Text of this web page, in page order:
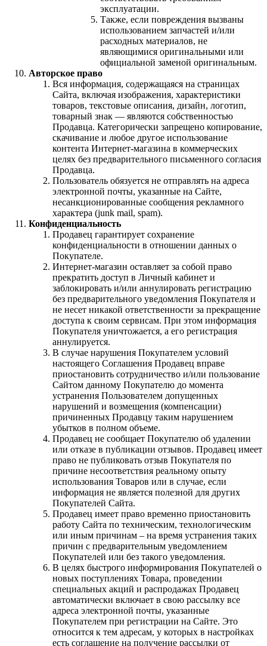
эксплуатации.
Также, если повреждения вызваны
использованием запчастей и/или
расходных материалов, не
являющимися оригинальными или
официальной заменой оригинальным.
Авторское право
Вся информация, содержащаяся на страницах
Сайта, включая изображения, характеристики
товаров, текстовые описания, дизайн, логотип,
товарный знак — являются собственностью
Продавца. Категорически запрещено копирование,
скачивание и любое другое использование
контента Интернет-магазина в коммерческих
целях без предварительного письменного согласия
Продавца.
Пользователь обязуется не отправлять на адреса
электронной почты, указанные на Сайте,
несанкционированные сообщения рекламного
характера (junk mail, spam).
Конфиденциальность
Продавец гарантирует сохранение
конфиденциальности в отношении данных о
Покупателе.
Интернет-магазин оставляет за собой право
прекратить доступ в Личный кабинет и
заблокировать и/или аннулировать регистрацию
без предварительного уведомления Покупателя и
не несет никакой ответственности за прекращение
доступа к своим сервисам. При этом информация
Покупателя уничтожается, а его регистрация
аннулируется.
В случае нарушения Покупателем условий
настоящего Соглашения Продавец вправе
приостановить сотрудничество и/или пользование
Сайтом данному Покупателю до момента
устранения Пользователем допущенных
нарушений и возмещения (компенсации)
причиненных Продавцу таким нарушением
убытков в полном объеме.
Продавец не сообщает Покупателю об удалении
или отказе в публикации отзывов. Продавец имеет
право не публиковать отзыв Покупателя по
причине несоответствия реальному опыту
использования Товаров или в случае, если
информация не является полезной для других
Покупателей Сайта.
Продавец имеет право временно приостановить
работу Сайта по техническим, технологическим
или иным причинам – на время устранения таких
причин с предварительным уведомлением
Покупателей или без такого уведомления.
В целях быстрого информирования Покупателей о
новых поступлениях Товара, проведении
специальных акций и распродажах Продавец
автоматически включает в свою рассылку все
адреса электронной почты, указанные
Покупателем при регистрации на Сайте. Это
относится к тем адресам, у которых в настройках
есть соглашение на получение рассылки от